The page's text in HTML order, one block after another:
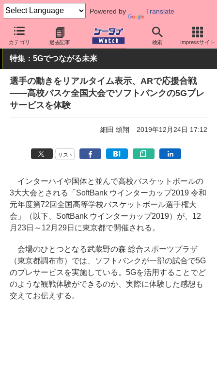
Powered by Translate
カテゴリ 過去記事 検索 Impressサイト
ケータイ Watch キャリア ソフトバンク 5G
特集：5Gでつながる未来
選手の動きをリアルタイム表示、ARで応援合戦
――高校バスケ全国大会でソフトバンクの5Gプレ
サービスを体験
細田 頌翔 2019年12月24日 17:12
リスト
インターハイや国体と並んで高校バスケットボールの
3大大会とされる「SoftBank ウインターカップ2019 令和
元年度第72回全国高等学校バスケットボール選手権大
会」（以下、SoftBank ウインターカップ2019）が、12
月23日～12月29日に東京都で開催される。
会場のひとつとなる武蔵野の森 総合スポーツプラザ
（東京都調布市）では、ソフトバンクが一部の試合で5G
のプレサービスを実施している。5Gを活用することでど
のような観戦体験ができるのか、実際に体験した感想も
交えてお伝えする。